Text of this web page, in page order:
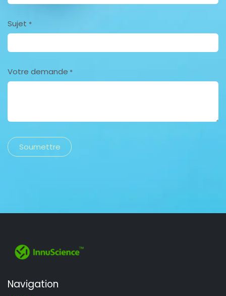
Sujet *
Votre demande *
Soumettre
Navigation